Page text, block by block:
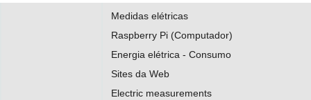
Medidas elétricas
Raspberry Pi (Computador)
Energia elétrica - Consumo
Sites da Web
Electric measurements